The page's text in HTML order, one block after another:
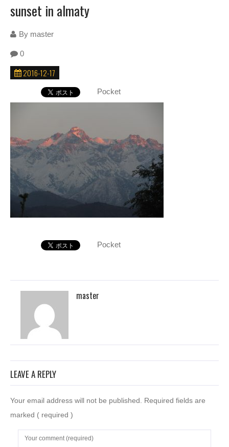
sunset in almaty
By master
0
2016-12-17
Pocket
Pocket
master
LEAVE A REPLY
Your email address will not be published. Required fields are
marked ( required )